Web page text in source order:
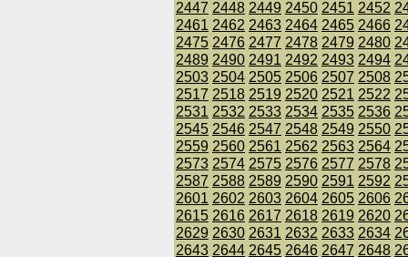
2447 2448 2449 2450 2451 2452
2461 2462 2463 2464 2465 2466
2475 2476 2477 2478 2479 2480
2489 2490 2491 2492 2493 2494
2503 2504 2505 2506 2507 2508
2517 2518 2519 2520 2521 2522
2531 2532 2533 2534 2535 2536
2545 2546 2547 2548 2549 2550
2559 2560 2561 2562 2563 2564
2573 2574 2575 2576 2577 2578
2587 2588 2589 2590 2591 2592
2601 2602 2603 2604 2605 2606
2615 2616 2617 2618 2619 2620
2629 2630 2631 2632 2633 2634
2643 2644 2645 2646 2647 2648